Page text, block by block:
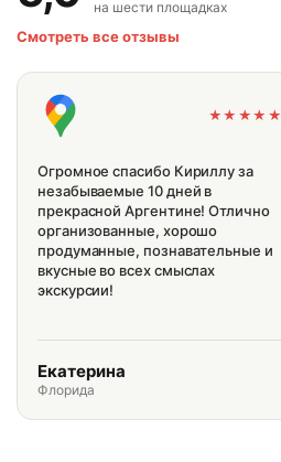
на шести площадках
Смотреть все отзывы
★★★★★
Огромное спасибо Кириллу за
незабываемые 10 дней в
прекрасной Аргентине! Отлично
организованные, хорошо
продуманные, познавательные и
вкусные во всех смыслах
экскурсии!
Екатерина
Флорида